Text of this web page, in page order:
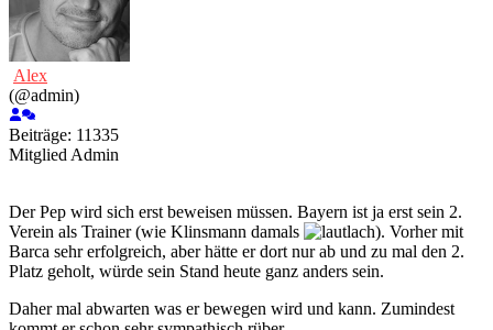
Alex
(@admin)
Beiträge: 11335
Mitglied Admin
Der Pep wird sich erst beweisen müssen. Bayern ist ja erst sein 2.
Verein als Trainer (wie Klinsmann damals
). Vorher mit
Barca sehr erfolgreich, aber hätte er dort nur ab und zu mal den 2.
Platz geholt, würde sein Stand heute ganz anders sein.
Daher mal abwarten was er bewegen wird und kann. Zumindest